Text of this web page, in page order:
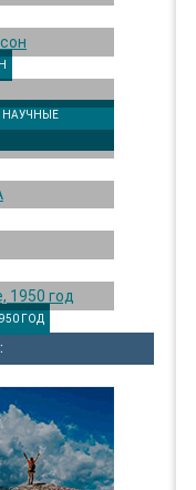
НАУЧНЫЕ
ГОД